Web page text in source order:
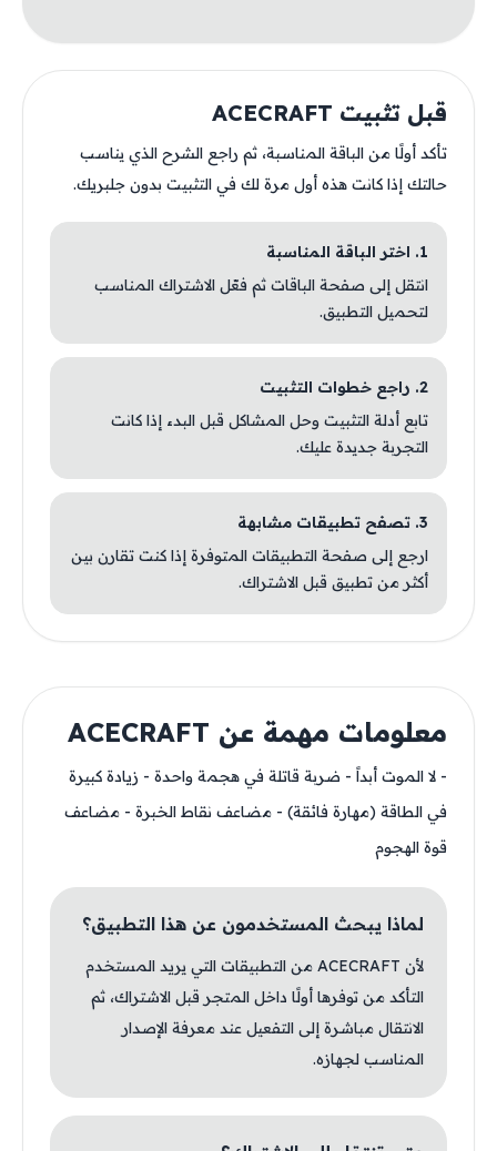
قبل تثبيت ACECRAFT
تأكد أولًا من الباقة المناسبة، ثم راجع الشرح الذي يناسب
حالتك إذا كانت هذه أول مرة لك في التثبيت بدون جلبريك.
1. اختر الباقة المناسبة
انتقل إلى صفحة الباقات ثم فعّل الاشتراك المناسب
لتحميل التطبيق.
2. راجع خطوات التثبيت
تابع أدلة التثبيت وحل المشاكل قبل البدء إذا كانت
التجربة جديدة عليك.
3. تصفح تطبيقات مشابهة
ارجع إلى صفحة التطبيقات المتوفرة إذا كنت تقارن بين
أكثر من تطبيق قبل الاشتراك.
معلومات مهمة عن ACECRAFT
- لا الموت أبداً - ضربة قاتلة في هجمة واحدة - زيادة كبيرة
في الطاقة (مهارة فائقة) - مضاعف نقاط الخبرة - مضاعف
قوة الهجوم
لماذا يبحث المستخدمون عن هذا التطبيق؟
لأن ACECRAFT من التطبيقات التي يريد المستخدم
التأكد من توفرها أولًا داخل المتجر قبل الاشتراك، ثم
الانتقال مباشرة إلى التفعيل عند معرفة الإصدار
المناسب لجهازه.